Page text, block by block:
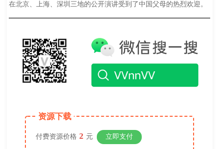
在北京、上海、深圳三地的公开演讲受到了中国父母的热烈欢迎。
资源下载
付费资源价格 2 元 立即支付